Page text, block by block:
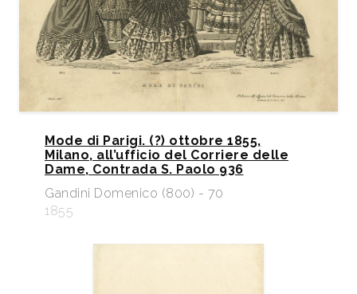
Mode di Parigi. (?) ottobre 1855,
Milano, all’ufficio del Corriere delle
Dame, Contrada S. Paolo 936
Gandini Domenico (800) - 70
1855